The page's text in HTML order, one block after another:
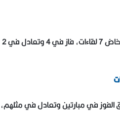
يحتل بيراميدز المركز الرابع في جدول ترتيب مسابقه الدوري العام برصيد 14 نقطة، بعدما خاض 7 لقاءات، فاز في 4 وتعادل في 2
برصيد 8 نقاط، جمعهم خلال 7 لقاءات، حيث حقق الفوز في مبارتين وتعادل في مثلهم،